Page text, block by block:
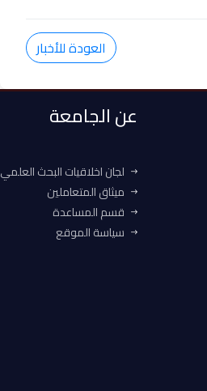
العودة للأخبار
عن الجامعة
لجان اخلاقيات البحث العلمي
ميثاق المتعاملين
قسم المساعدة
سياسة الموقع